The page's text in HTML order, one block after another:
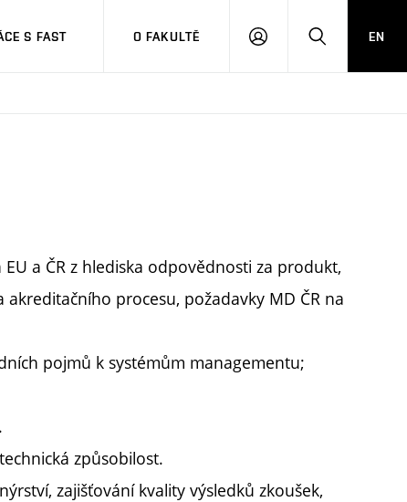
S FAST O FAKULTĚ
PŘIHLÁSITHLEDAT
EN
a ČR z hlediska odpovědnosti za produkt,
procesu, požadavky MD ČR na
pojmů k systémům managementu;
způsobilost.
zajišťování kvality výsledků zkoušek,